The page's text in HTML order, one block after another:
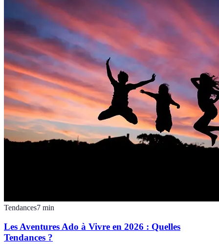
Tendances7 min
Les Aventures Ado à Vivre en 2026 : Quelles
Tendances ?